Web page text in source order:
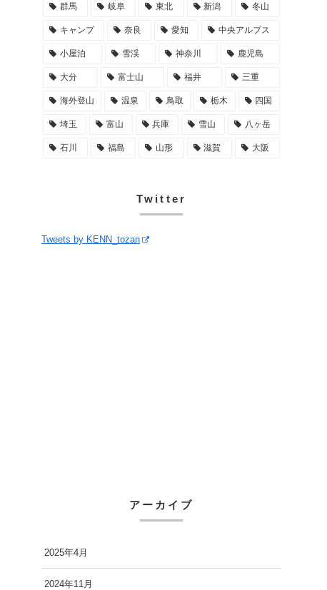
群馬 岐阜 東北 新潟 冬山
キャンプ 奈良 愛知 中央アルプス
小屋泊 雪渓 神奈川 鹿児島
大分 富士山 福井 三重
海外登山 温泉 鳥取 栃木 四国
埼玉 富山 兵庫 雪山 八ヶ岳
石川 福島 山形 滋賀 大阪
Twitter
Tweets by KENN_tozan
アーカイブ
2025年4月
2024年11月